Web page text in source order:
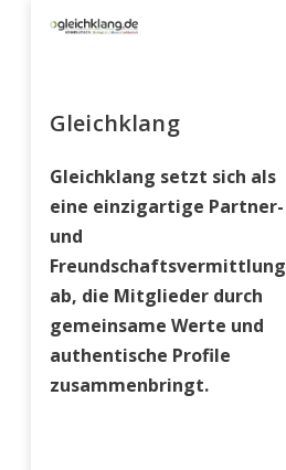
Gleichklang
Gleichklang setzt sich als
eine einzigartige Partner-
und
Freundschaftsvermittlung
ab, die Mitglieder durch
gemeinsame Werte und
authentische Profile
zusammenbringt.